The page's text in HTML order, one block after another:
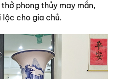
phong thủy may mắn,
lộc cho gia chủ.